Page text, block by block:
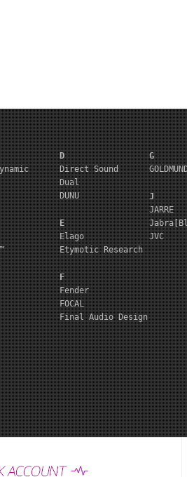
D
Direct Sound
Dual
DUNU
E
Elago
Etymotic Research
F
Fender
FOCAL
Final Audio Design
G
J
JARRE
JVC